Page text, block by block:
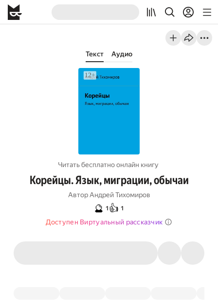
Текст Аудио
Читать бесплатно онлайн книгу
Корейцы. Язык, миграции, обычаи
Автор Андрей Тихомиров
🔮 1 👍 1
Доступен Виртуальный рассказчик